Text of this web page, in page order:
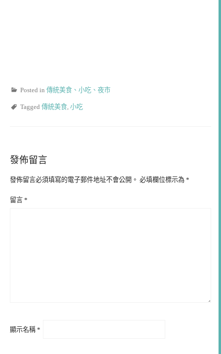
Posted in 傳統美食、小吃、夜市
Tagged 傳統美食 小吃
發佈留言
發佈留言必須填寫的電子郵件地址不會公開。 必填欄位標示為 *
留言 *
顯示名稱 *